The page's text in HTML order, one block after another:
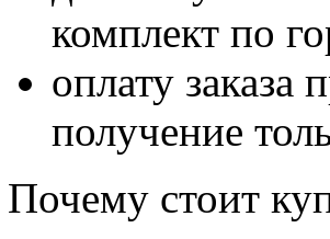
комплект по
оплату заказа
получение
Почему стоит